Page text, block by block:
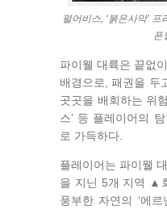
펄어비스, ‘붉은사막’
픈
파이웰 대륙은 끝없
배경으로, 패권을 두
곳곳을 배회하는 위
스’ 등 플레이어의
로 가득하다.
플레이어는 파이웰
을 지닌 5개 지역 ▲
풍부한 자연의 ‘에